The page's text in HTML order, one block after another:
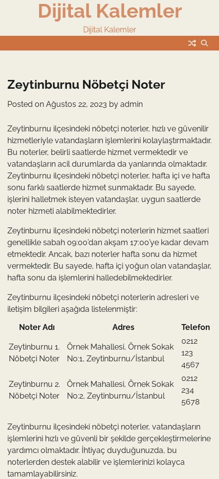
Dijital Kalemler
Dijital Kalemler
Zeytinburnu Nöbetçi Noter
Posted on Ağustos 22, 2023 by admin
Zeytinburnu ilçesindeki nöbetçi noterler, hızlı ve güvenilir
hizmetleriyle vatandaşların işlemlerini kolaylaştırmaktadır.
Bu noterler, belirli saatlerde hizmet vermektedir ve
vatandaşların acil durumlarda da yanlarında olmaktadır.
Zeytinburnu ilçesindeki nöbetçi noterler, hafta içi ve hafta
sonu farklı saatlerde hizmet sunmaktadır. Bu sayede,
işlerini halletmek isteyen vatandaşlar, uygun saatlerde
noter hizmeti alabilmektedirler.
Zeytinburnu ilçesindeki nöbetçi noterlerin hizmet saatleri
genellikle sabah 09:00’dan akşam 17:00’ye kadar devam
etmektedir. Ancak, bazı noterler hafta sonu da hizmet
vermektedir. Bu sayede, hafta içi yoğun olan vatandaşlar,
hafta sonu da işlemlerini halledebilmektedirler.
Zeytinburnu ilçesindeki nöbetçi noterlerin adresleri ve
iletişim bilgileri aşağıda listelenmiştir:
Noter Adı
Adres Telefon
Zeytinburnu 1.
Nöbetçi Noter
Örnek Mahallesi, Örnek Sokak
No:1, Zeytinburnu/İstanbul
0212
123
4567
Zeytinburnu 2.
Nöbetçi Noter
Örnek Mahallesi, Örnek Sokak
No:2, Zeytinburnu/İstanbul
0212
234
5678
Zeytinburnu ilçesindeki nöbetçi noterler, vatandaşların
işlemlerini hızlı ve güvenli bir şekilde gerçekleştirmelerine
yardımcı olmaktadır. İhtiyaç duyduğunuzda, bu
noterlerden destek alabilir ve işlemlerinizi kolayca
tamamlayabilirsiniz.